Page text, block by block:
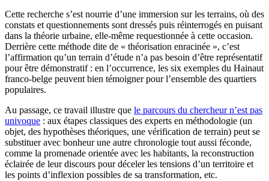
Cette recherche s’est nourrie d’une immersion sur les terrains, où des
constats et questionnements sont dressés puis réinterrogés en puisant
dans la théorie urbaine, elle-même requestionnée à cette occasion.
Derrière cette méthode dite de « théorisation enracinée », c’est
l’affirmation qu’un terrain d’étude n’a pas besoin d’être représentatif
pour être démonstratif : en l’occurrence, les six exemples du Hainaut
franco-belge peuvent bien témoigner pour l’ensemble des quartiers
populaires.
Au passage, ce travail illustre que le parcours du chercheur n’est pas
univoque : aux étapes classiques des experts en méthodologie (un
objet, des hypothèses théoriques, une vérification de terrain) peut se
substituer avec bonheur une autre chronologie tout aussi féconde,
comme la promenade orientée avec les habitants, la reconstruction
éclairée de leur discours pour déceler les tensions d’un territoire et
les points d’inflexion possibles de sa transformation, etc.